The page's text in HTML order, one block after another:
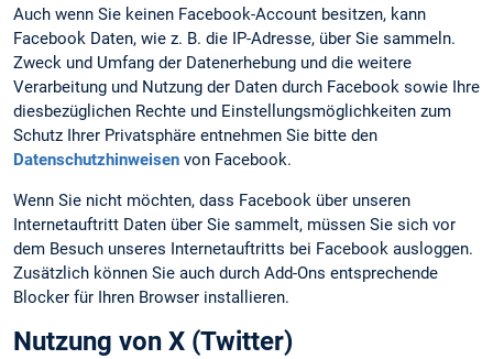
Auch wenn Sie keinen Facebook-Account besitzen, kann
Facebook Daten, wie z. B. die IP-Adresse, über Sie sammeln.
Zweck und Umfang der Datenerhebung und die weitere
Verarbeitung und Nutzung der Daten durch Facebook sowie Ihre
diesbezüglichen Rechte und Einstellungsmöglichkeiten zum
Schutz Ihrer Privatsphäre entnehmen Sie bitte den
Datenschutzhinweisen von Facebook.
Wenn Sie nicht möchten, dass Facebook über unseren
Internetauftritt Daten über Sie sammelt, müssen Sie sich vor
dem Besuch unseres Internetauftritts bei Facebook ausloggen.
Zusätzlich können Sie auch durch Add-Ons entsprechende
Blocker für Ihren Browser installieren.
Nutzung von X (Twitter)